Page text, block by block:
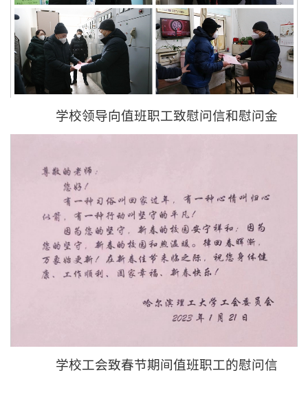
学校领导向值班职工致慰问信和慰问金
学校工会致春节期间值班职工的慰问信